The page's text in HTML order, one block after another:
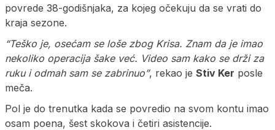
povrede 38-godišnjaka, za kojeg očekuju da se vrati do
kraja sezone.
“Teško je, osećam se loše zbog Krisa. Znam da je imao
nekoliko operacija šake već. Video sam kako se drži za
ruku i odmah sam se zabrinuo”, rekao je Stiv Ker posle
meča.
Pol je do trenutka kada se povredio na svom kontu imao
osam poena, šest skokova i četiri asistencije.